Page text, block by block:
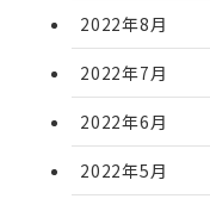
2022年8月
2022年7月
2022年6月
2022年5月